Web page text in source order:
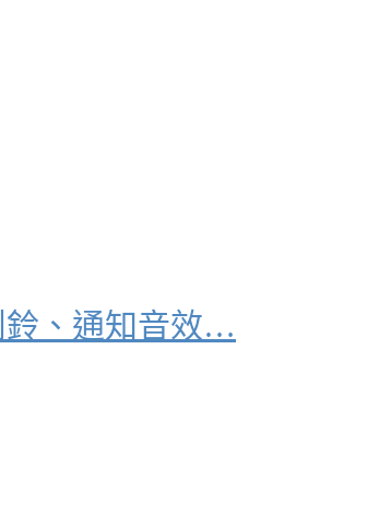
鈴、通知音效…